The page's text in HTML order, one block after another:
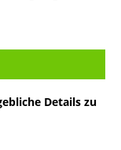
Details zu